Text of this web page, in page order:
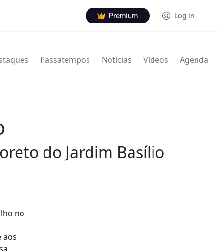
Premium Log in
Passatempos Notícias Vídeos Agenda
do Jardim Basílio
no
aos